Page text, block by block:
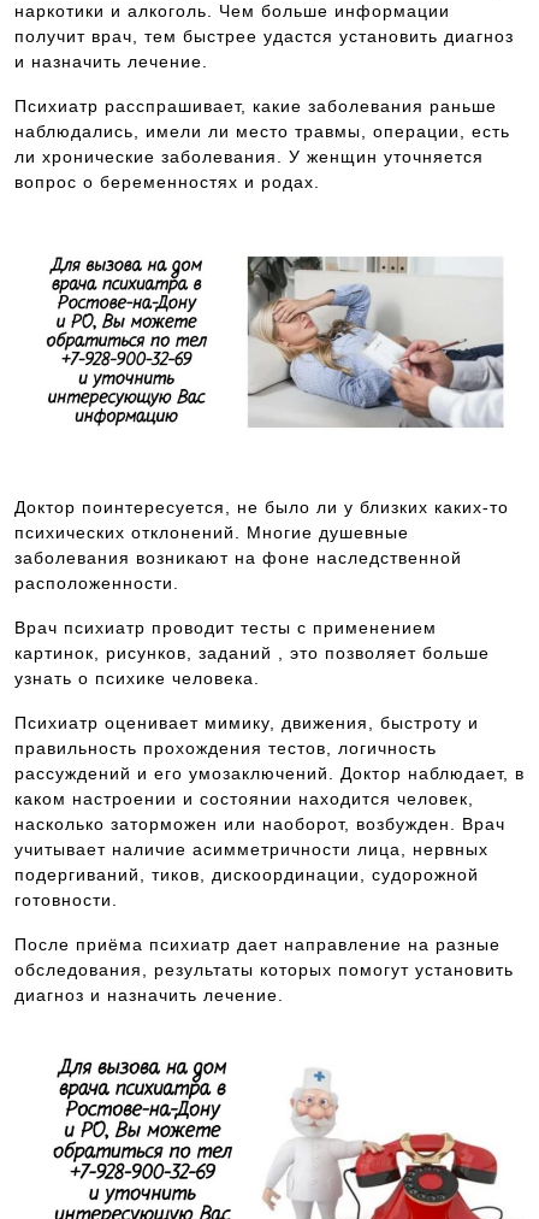
наркотики и алкоголь. Чем больше информации
получит врач, тем быстрее удастся установить диагноз
и назначить лечение.
Психиатр расспрашивает, какие заболевания раньше
наблюдались, имели ли место травмы, операции, есть
ли хронические заболевания. У женщин уточняется
вопрос о беременностях и родах.
Доктор поинтересуется, не было ли у близких каких-то
психических отклонений. Многие душевные
заболевания возникают на фоне наследственной
расположенности.
Врач психиатр проводит тесты с применением
картинок, рисунков, заданий , это позволяет больше
узнать о психике человека.
Психиатр оценивает мимику, движения, быстроту и
правильность прохождения тестов, логичность
рассуждений и его умозаключений. Доктор наблюдает, в
каком настроении и состоянии находится человек,
насколько заторможен или наоборот, возбужден. Врач
учитывает наличие асимметричности лица, нервных
подергиваний, тиков, дискоординации, судорожной
готовности.
После приёма психиатр дает направление на разные
обследования, результаты которых помогут установить
диагноз и назначить лечение.